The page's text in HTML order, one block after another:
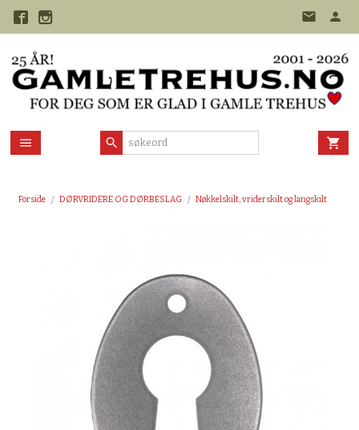
Forside DØRVRIDERE OG DØRBESLAG Nøkkelskilt, vriderskilt og langskilt